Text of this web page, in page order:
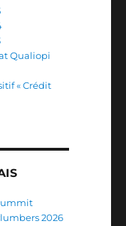
Qualiopi
« Crédit
2026